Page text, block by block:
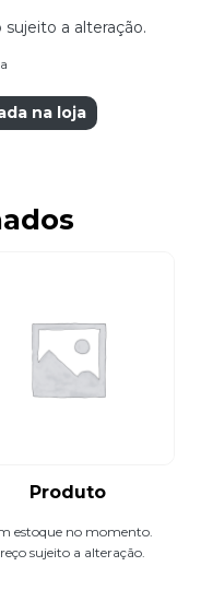
a alteração.
na loja
Produto
estoque no momento.
sujeito a alteração.